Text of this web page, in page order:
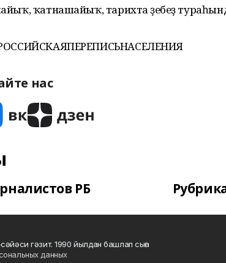
ҡатнашайыҡ, тарихта үҙебеҙ
нас
РБ
гәзит. 1990 йылдан башлап сыға
данных